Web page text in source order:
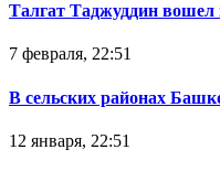
Талгат Таджуддин
7 февраля, 22:51
В сельских районах
12 января, 22:51